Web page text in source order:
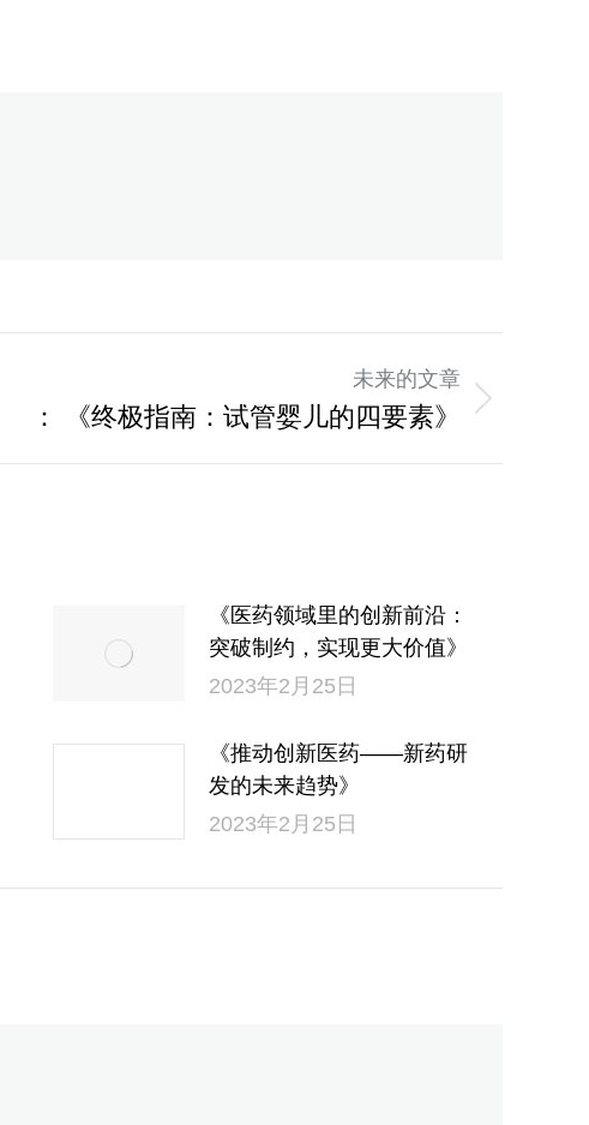
未来的文章
： 《终极指南：试管婴儿的四要素》
《医药领域里的创新前沿：
突破制约，实现更大价值》
2023年2月25日
《推动创新医药——新药研
发的未来趋势》
2023年2月25日